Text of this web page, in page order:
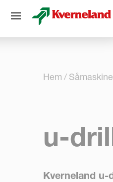
Hem
u-
Kverneland u-
Cookie- hanteringspanel